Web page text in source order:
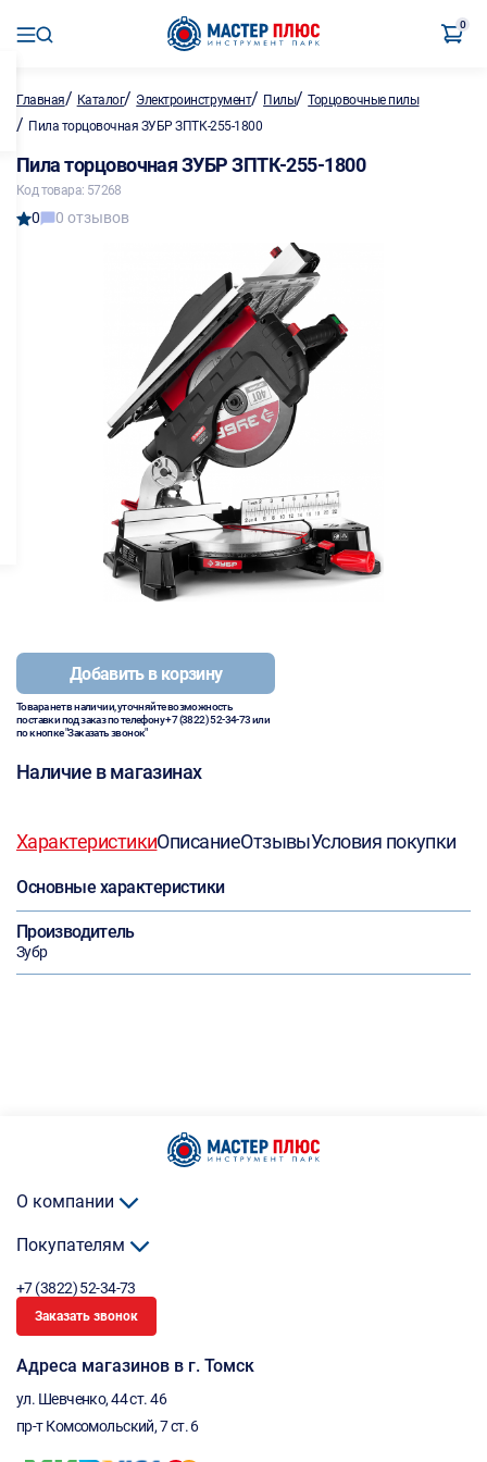
0
Главная/ Каталог/ Электроинструмент/ Пилы/Торцовочные пилы
/ Пила торцовочная ЗУБР ЗПТК-255-1800
Пила торцовочная ЗУБР ЗПТК-255-1800
Код товара: 57268
0 0 отзывов
Добавить в корзину
Товара нет в наличии, уточняйте возможность
поставки под заказ по телефону+7 (3822) 52-34-73или
по кнопке "Заказать звонок"
Наличие в магазинах
ХарактеристикиОписаниеОтзывыУсловия покупки
Основные характеристики
Производитель
Зубр
О компании
Покупателям
+7 (3822) 52-34-73
Заказать звонок
Адреса магазинов в г. Томск
ул. Шевченко, 44 ст. 46
пр-т Комсомольский, 7 ст. 6